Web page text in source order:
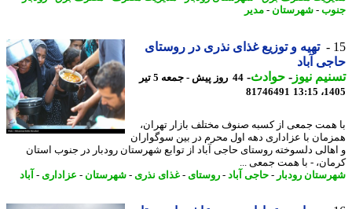
-شهرستان-مدیر
تهیه و توزیع غذای نذری در روستای
آباد
نیوز-حوادث -
44 روز پیش - جمعه 5 تیر
81746491
جمعی از کسبه صنوف مختلف بازار تهران،
با عزاداری دهه اول محرم در بین سوگواران
دلسوخته روستای حاجی آباد از توابع شهرستان رودبار در جنوب استان
- با همت جمعی ...
رودبار-حاجی آباد - روستای-غذای نذری- شهرستان-عزاداری- آباد